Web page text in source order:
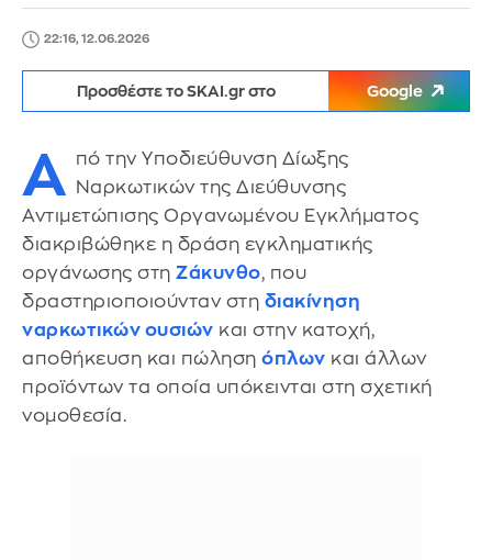
22:16, 12.06.2026
Προσθέστε το SKAI.gr στο Google
Α πό την Υποδιεύθυνση Δίωξης
Ναρκωτικών της Διεύθυνσης
Αντιμετώπισης Οργανωμένου Εγκλήματος
διακριβώθηκε η δράση εγκληματικής
οργάνωσης στη Ζάκυνθο, που
δραστηριοποιούνταν στη διακίνηση
ναρκωτικών ουσιών και στην κατοχή,
αποθήκευση και πώληση όπλων και άλλων
προϊόντων τα οποία υπόκεινται στη σχετική
νομοθεσία.